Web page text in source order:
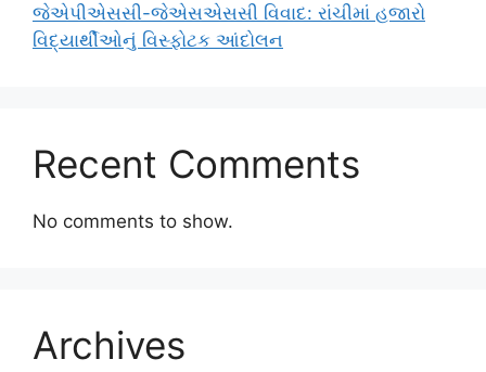
જેએપીએસસી-જેએસએસસી વિવાદ: રાંચીમાં હજારો
વિદ્યાર્થીઓનું વિસ્ફોટક આંદોલન
Recent Comments
No comments to show.
Archives